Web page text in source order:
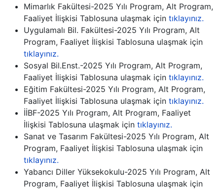
Mimarlık Fakültesi-2025 Yılı Program, Alt Program,
Faaliyet İlişkisi Tablosuna ulaşmak için tıklayınız.
Uygulamalı Bil. Fakültesi-2025 Yılı Program, Alt
Program, Faaliyet İlişkisi Tablosuna ulaşmak için
tıklayınız.
Sosyal Bil.Enst.-2025 Yılı Program, Alt Program,
Faaliyet İlişkisi Tablosuna ulaşmak için tıklayınız.
Eğitim Fakültesi-2025 Yılı Program, Alt Program,
Faaliyet İlişkisi Tablosuna ulaşmak için tıklayınız.
İİBF-2025 Yılı Program, Alt Program, Faaliyet
İlişkisi Tablosuna ulaşmak için tıklayınız.
Sanat ve Tasarım Fakültesi-2025 Yılı Program, Alt
Program, Faaliyet İlişkisi Tablosuna ulaşmak için
tıklayınız.
Yabancı Diller Yüksekokulu-2025 Yılı Program, Alt
Program, Faaliyet İlişkisi Tablosuna ulaşmak için